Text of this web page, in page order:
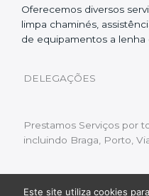
Oferecemos diversos
limpa chaminés,
de equipamentos a lenha
DELEGAÇÕES
Prestamos Serviços por
incluindo Braga, Porto,
Este site utiliza cookies